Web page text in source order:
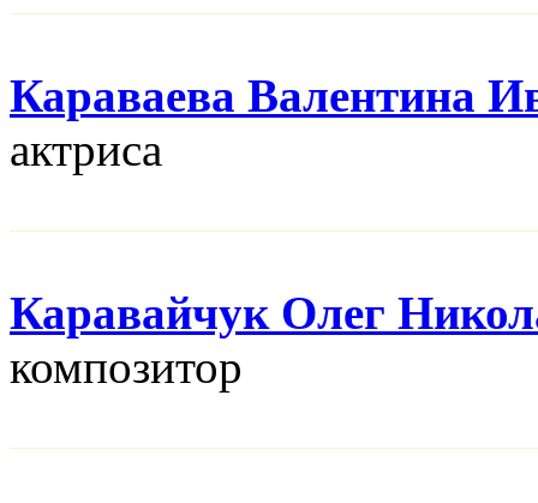
Караваева Валентина
актриса
Каравайчук Олег
композитор